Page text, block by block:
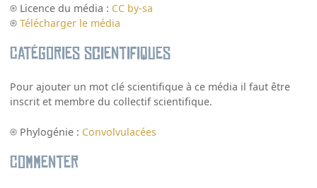
Licence du média : CC by-sa
Télécharger le média
Catégories scientifiques
Pour ajouter un mot clé scientifique à ce média il faut être
inscrit et membre du collectif scientifique.
Phylogénie : Convolvulacées
Commenter